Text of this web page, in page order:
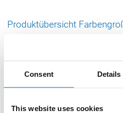
Consent Details
This website uses cookies
Produktübersicht